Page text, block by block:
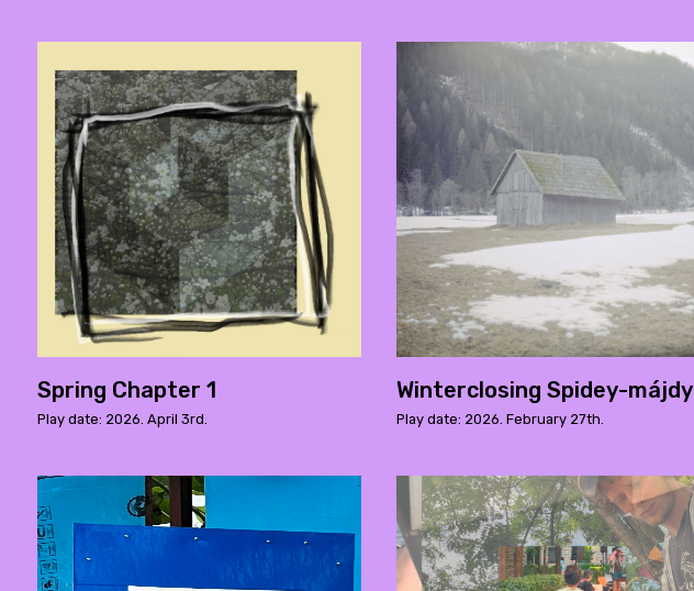
Spring Chapter 1
Play date: 2026. April 3rd.
Winterclosing Spidey-májdy
Play date: 2026. February 27th.